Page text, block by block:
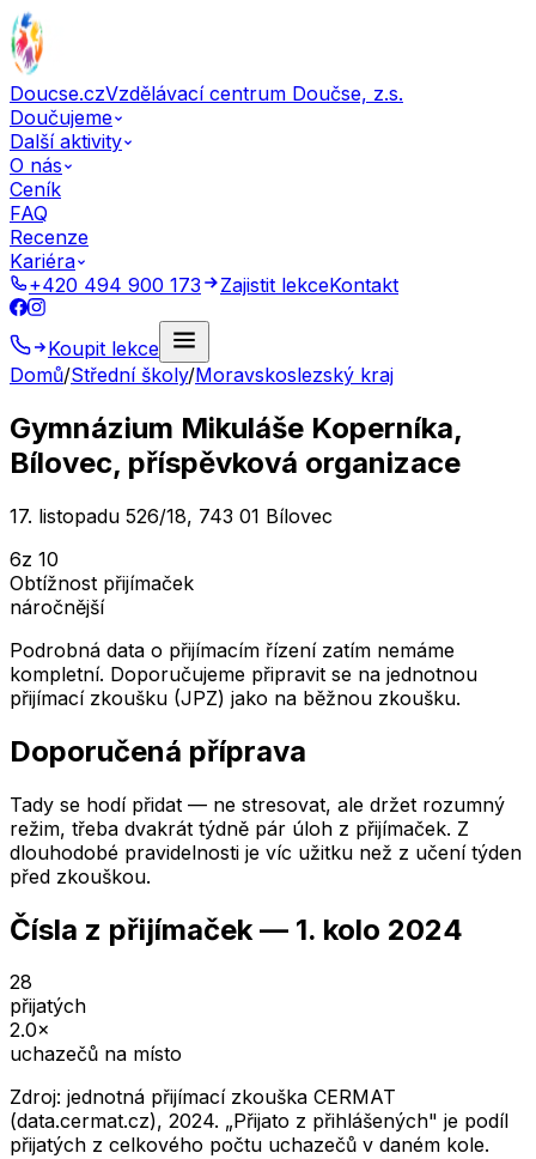
Doucse.czVzdělávací centrum Doučse, z.s.
Doučujeme
Další aktivity
O nás
Ceník
FAQ
Recenze
Kariéra
+420 494 900 173
Zajistit lekceKontakt
Koupit lekce
Domů/Střední školy/Moravskoslezský kraj
Gymnázium Mikuláše Koperníka,
Bílovec, příspěvková organizace
17. listopadu 526/18, 743 01 Bílovec
6z 10
Obtížnost přijímaček
náročnější
Podrobná data o přijímacím řízení zatím nemáme
kompletní. Doporučujeme připravit se na jednotnou
přijímací zkoušku (JPZ) jako na běžnou zkoušku.
Doporučená příprava
Tady se hodí přidat — ne stresovat, ale držet rozumný
režim, třeba dvakrát týdně pár úloh z přijímaček. Z
dlouhodobé pravidelnosti je víc užitku než z učení týden
před zkouškou.
Čísla z přijímaček — 1. kolo 2024
28
přijatých
2.0×
uchazečů na místo
Zdroj: jednotná přijímací zkouška CERMAT
(data.cermat.cz), 2024. „Přijato z přihlášených" je podíl
přijatých z celkového počtu uchazečů v daném kole.